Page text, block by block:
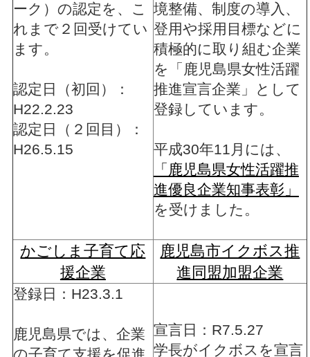
ーク）の認定を、こ
れまで２回受けてい
ます。
認定日（初回）：
H22.2.23
認定日（２回目）：
H26.5.15
境整備、制度の導入、
登用や採用目標などに
積極的に取り組む企業
を「鹿児島県女性活躍
推進宣言企業」として
登録しています。
平成30年11月には、
「鹿児島県女性活躍推
進優良企業知事表彰」
を受けました。
かごしま子育て応
援企業
鹿児島市イクボス推
進同盟加盟企業
登録日：H23.3.1
鹿児島県では、企業 宣言日：R7.5.27
学長がイクボスを宣言